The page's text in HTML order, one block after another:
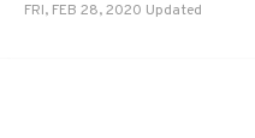
FRI, FEB 28, 2020 Updated